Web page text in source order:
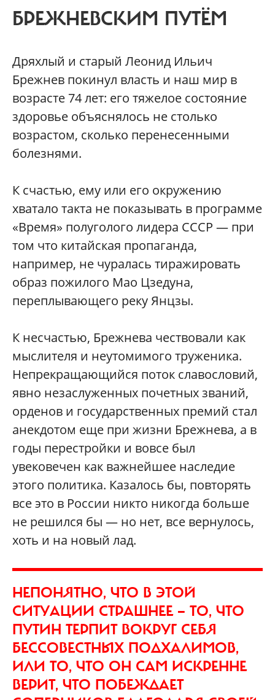
БРЕЖНЕВСКИМ ПУТЁМ
Дряхлый и старый Леонид Ильич
Брежнев покинул власть и наш мир в
возрасте 74 лет: его тяжелое состояние
здоровье объяснялось не столько
возрастом, сколько перенесенными
болезнями.
К счастью, ему или его окружению
хватало такта не показывать в программе
«Время» полуголого лидера СССР — при
том что китайская пропаганда,
например, не чуралась тиражировать
образ пожилого Мао Цзедуна,
переплывающего реку Янцзы.
К несчастью, Брежнева чествовали как
мыслителя и неутомимого труженика.
Непрекращающийся поток славословий,
явно незаслуженных почетных званий,
орденов и государственных премий стал
анекдотом еще при жизни Брежнева, а в
годы перестройки и вовсе был
увековечен как важнейшее наследие
этого политика. Казалось бы, повторять
все это в России никто никогда больше
не решился бы — но нет, все вернулось,
хоть и на новый лад.
НЕПОНЯТНО, ЧТО В ЭТОЙ
СИТУАЦИИ СТРАШНЕЕ — ТО, ЧТО
ПУТИН ТЕРПИТ ВОКРУГ СЕБЯ
БЕССОВЕСТНЫХ ПОДХАЛИМОВ,
ИЛИ ТО, ЧТО ОН САМ ИСКРЕННЕ
ВЕРИТ, ЧТО ПОБЕЖДАЕТ